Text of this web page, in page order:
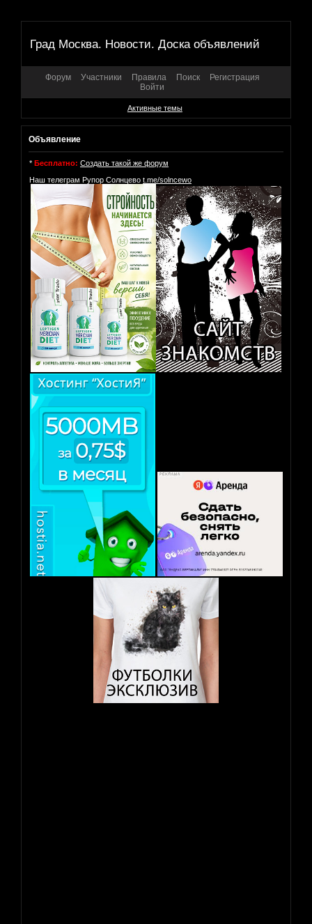
Град Москва. Новости. Доска объявлений
Форум Участники Правила Поиск
Регистрация
Войти
Активные темы
Объявление
* Бесплатно: Создать такой же форум
Наш телеграм Рупор Солнцево t.me/solncewo